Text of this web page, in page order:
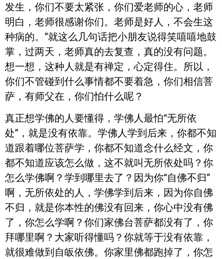
发生，你们不要太紧张，你们爱老师的心，老师
明白，老师很感谢你们。老师是好人，不会生这
种病的。”就这么几句话把小朋友说得笑嘻嘻地鼓
掌，过两天，老师真的去复查，真的没有问题。
想一想，这种人就是有禅定，心定得住。所以，
你们不管碰到什么事情都不要着急，你们相信菩
萨，有师父在，你们怕什么呢？
真正想学佛的人要懂得，学佛人最怕“无所依
处”，就是没有依靠。学佛人学到后来，你都不知
道跟着哪位菩萨学，你都不知道念什么经文，你
都不知道应该怎么做，这不就叫无所依处吗？你
怎么学佛啊？学到哪里去了？因为你“自佛不归”
啊，无所依处的人，学佛学到后来，因为你自佛
不归，就是你本性的佛没有回来，你心中没有佛
了，你怎么学啊？你们家佛台菩萨都没有了，你
拜哪里啊？大家听得懂吗？你就等于没有依靠，
就很难做到自皈依佛。你家里佛都跑掉了，你怎